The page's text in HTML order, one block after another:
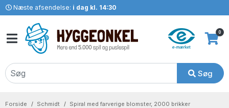
Næste afsendelse: i dag kl. 14:30
Søg
0
Forside Schmidt Spiral med farverige blomster, 2000 brikker